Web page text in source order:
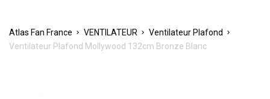
Atlas Fan France VENTILATEUR
Ventilateur Plafond
Ventilateur Plafond Mollywood 132cm Bronze Blanc